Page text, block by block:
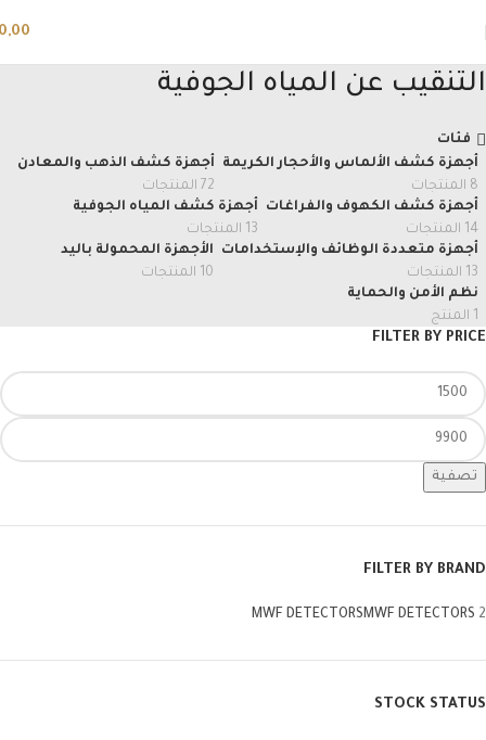
التنقيب عن المياه الجوفية
فئات
أجهزة كشف الألماس والأحجار الكريمة
8 المنتجات
أجهزة كشف الذهب والمعادن
72 المنتجات
أجهزة كشف الكهوف والفراغات
14 المنتجات
أجهزة كشف المياه الجوفية
13 المنتجات
أجهزة متعددة الوظائف والإستخدامات
13 المنتجات
الأجهزة المحمولة باليد
10 المنتجات
نظم الأمن والحماية
1 المنتج
FILTER BY PRICE
تصفية
FILTER BY BRAND
MWF DETECTORSMWF DETECTORS 2
STOCK STATUS